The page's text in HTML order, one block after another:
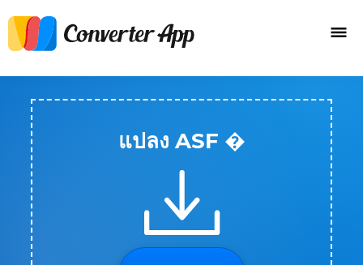
แปลง ASF �